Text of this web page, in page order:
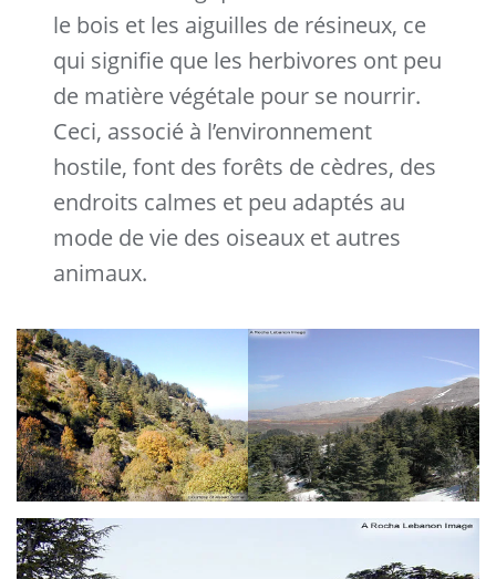
le bois et les aiguilles de résineux, ce
qui signifie que les herbivores ont peu
de matière végétale pour se nourrir.
Ceci, associé à l’environnement
hostile, font des forêts de cèdres, des
endroits calmes et peu adaptés au
mode de vie des oiseaux et autres
animaux.